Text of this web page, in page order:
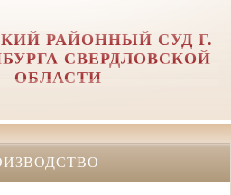
РАЙОННЫЙ СУД Г.
СВЕРДЛОВСКОЙ
ОБЛАСТИ